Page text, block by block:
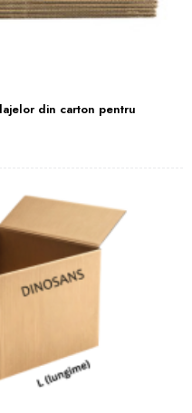
din carton pentru